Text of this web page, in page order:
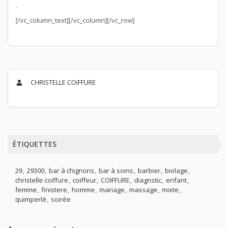
.
[/vc_column_text][/vc_column][/vc_row]
CHRISTELLE COIFFURE
ÉTIQUETTES
29 29300 bar à chignons bar à soins barbier biolage
christelle coiffure coiffeur COIFFURE diagnstic enfant
femme finistere homme mariage massage mixte
quimperlé
soirée